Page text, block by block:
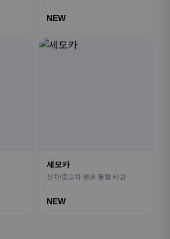
NEW
세모카
신차/중고차 렌트 통합 비교
NEW